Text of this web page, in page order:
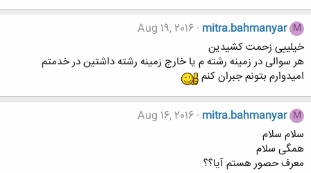
M
mitra.bahmanyar
Aug 19, 2016
خیلییی زحمت کشیدین
هر سوالی در زمینه رشته م یا خارج زمینه رشته داشتین در خدمتم
امیدوارم بتونم جبران کنم
M
mitra.bahmanyar
Aug 16, 2016
سلام سلام
همگی سلام
معرف حصور هستم آیا؟؟